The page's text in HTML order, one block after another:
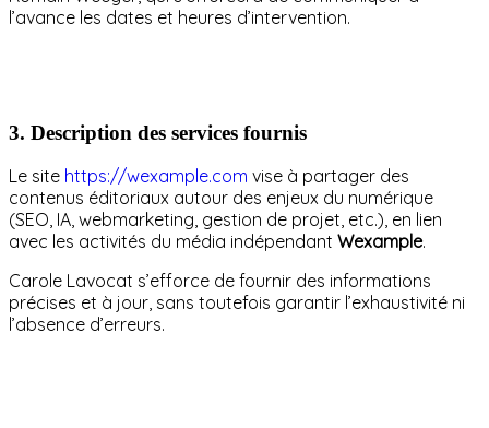
l’avance les dates et heures d’intervention.
3. Description des services fournis
Le site https://wexample.com vise à partager des
contenus éditoriaux autour des enjeux du numérique
(SEO, IA, webmarketing, gestion de projet, etc.), en lien
avec les activités du média indépendant Wexample.
Carole Lavocat s’efforce de fournir des informations
précises et à jour, sans toutefois garantir l’exhaustivité ni
l’absence d’erreurs.